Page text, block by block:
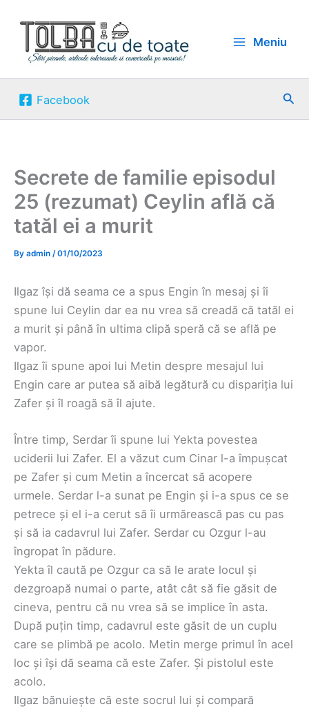
content
Meniu
Facebook
Secrete de familie episodul
25 (rezumat) Ceylin află că
tatăl ei a murit
By admin /01/10/2023
Ilgaz își dă seama ce a spus Engin în mesaj și îi
spune lui Ceylin dar ea nu vrea să creadă că tatăl ei
a murit și până în ultima clipă speră că se află pe
vapor.
Ilgaz îi spune apoi lui Metin despre mesajul lui
Engin care ar putea să aibă legătură cu dispariția lui
Zafer și îl roagă să îl ajute.
Între timp, Serdar îi spune lui Yekta povestea
uciderii lui Zafer. El a văzut cum Cinar l-a împușcat
pe Zafer și cum Metin a încercat să acopere
urmele. Serdar l-a sunat pe Engin și i-a spus ce se
petrece și el i-a cerut să îi urmărească pas cu pas
și să ia cadavrul lui Zafer. Serdar cu Ozgur l-au
îngropat în pădure.
Yekta îl caută pe Ozgur ca să le arate locul și
dezgroapă numai o parte, atât cât să fie găsit de
cineva, pentru că nu vrea să se implice în asta.
După puțin timp, cadavrul este găsit de un cuplu
care se plimbă pe acolo. Metin merge primul în acel
loc și își dă seama că este Zafer. Și pistolul este
acolo.
Ilgaz bănuiește că este socrul lui și compară